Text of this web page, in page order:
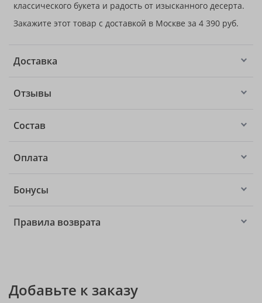
классического букета и радость от изысканного десерта.
Закажите этот товар с доставкой в Москве за 4 390 руб.
Доставка
Отзывы
Состав
Оплата
Бонусы
Правила возврата
Добавьте к заказу